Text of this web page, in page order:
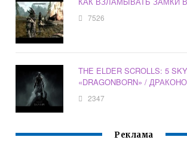
7526
THE ELDER SCROLLS: 5
«DRAGONBORN» /
2347
Реклама